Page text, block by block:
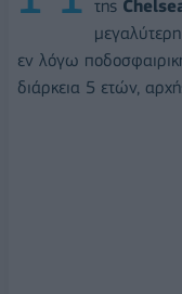
της
εν λόγω
διάρκεια 5 ετών,